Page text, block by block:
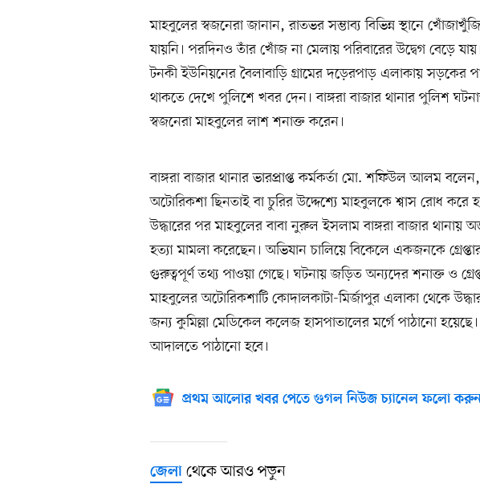
মাহবুলের স্বজনেরা জানান, রাতভর সম্ভাব্য বিভিন্ন স্থানে
যায়নি। পরদিনও তাঁর খোঁজ না মেলায় পরিবারের উদ্বেগ বেড়ে
টনকী ইউনিয়নের বৈলাবাড়ি গ্রামের দড়েরপাড় এলাকায়
থাকতে দেখে পুলিশে খবর দেন। বাঙ্গরা বাজার থানার পুলিশ
স্বজনেরা মাহবুলের লাশ শনাক্ত করেন।
বাঙ্গরা বাজার থানার ভারপ্রাপ্ত কর্মকর্তা মো. শফিউল আলম
অটোরিকশা ছিনতাই বা চুরির উদ্দেশ্যে মাহবুলকে শ্বাস রোধ করে
উদ্ধারের পর মাহবুলের বাবা নুরুল ইসলাম বাঙ্গরা বাজার থানায়
হত্যা মামলা করেছেন। অভিযান চালিয়ে বিকেলে একজনকে
গুরুত্বপূর্ণ তথ্য পাওয়া গেছে। ঘটনায় জড়িত অন্যদের শনাক্ত ও
মাহবুলের অটোরিকশাটি কোদালকাটা-মির্জাপুর এলাকা থেকে
জন্য কুমিল্লা মেডিকেল কলেজ হাসপাতালের মর্গে পাঠানো
আদালতে পাঠানো হবে।
প্রথম আলোর খবর পেতে গুগল নিউজ চ্যানেল ফলো
জেলা থেকে আরও পড়ুন